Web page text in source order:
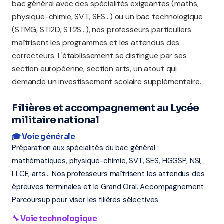
bac général avec des spécialités exigeantes (maths,
physique-chimie, SVT, SES...) ou un bac technologique
(STMG, STI2D, ST2S...), nos professeurs particuliers
maîtrisent les programmes et les attendus des
correcteurs. L'établissement se distingue par ses
section européenne, section arts, un atout qui
demande un investissement scolaire supplémentaire.
Filières et accompagnement au Lycée
militaire national
🎓 Voie générale
Préparation aux spécialités du bac général :
mathématiques, physique-chimie, SVT, SES, HGGSP, NSI,
LLCE, arts... Nos professeurs maîtrisent les attendus des
épreuves terminales et le Grand Oral. Accompagnement
Parcoursup pour viser les filières sélectives.
🔧 Voie technologique